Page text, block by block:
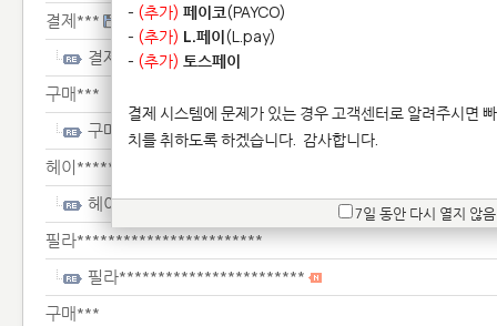
결제***
결제***
구매***
구매***
헤이***********************
헤이***********************
필라************************
필라************************
구매***
- (추가) 페이코(PAYCO)
- (추가) L.페이(L.pay)
- (추가) 토스페이
결제 시스템에 문제가 있는 경우 고객센터로 알려주시면
치를 취하도록 하겠습니다. 감사합니다.
7일 동안 다시 열지 않음